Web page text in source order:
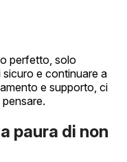
perfetto, solo
e continuare a
e supporto, ci
paura di non